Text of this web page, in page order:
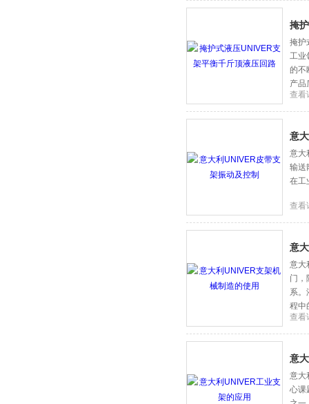
掩
掩护
工业
的不
产品
查看
意
意大
输送
在工
查看
意
意大
门，
系。
程中
查看
意
意大
心课